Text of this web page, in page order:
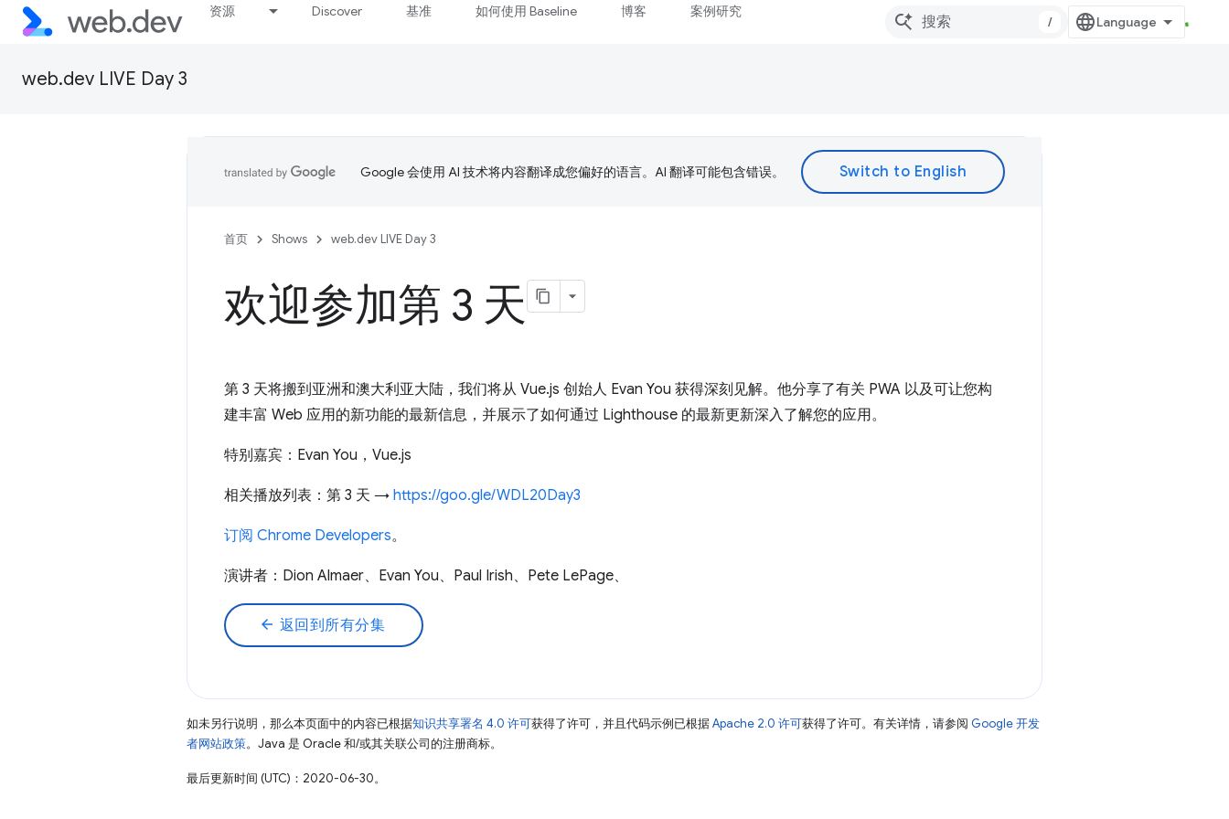
资源 Discover 基准 如何使用 Baseline 博客 案例研究
/
web.dev LIVE Day 3
Google 会使用 AI 技术将内容翻译成您偏好的语言。AI 翻译可能包含错误。
首页 Shows web.dev LIVE Day 3
欢迎参加第 3 天
第 3 天将搬到亚洲和澳大利亚大陆，我们将从 Vue.js 创始人 Evan You 获得深刻见解。他分享了有关 PWA 以及可让您构
建丰富 Web 应用的新功能的最新信息，并展示了如何通过 Lighthouse 的最新更新深入了解您的应用。
特别嘉宾：Evan You，Vue.js
相关播放列表：第 3 天 → https://goo.gle/WDL20Day3
订阅 Chrome Developers。
演讲者：Dion Almaer、Evan You、Paul Irish、Pete LePage、
arrow_back 返回到所有分集
如未另行说明，那么本页面中的内容已根据知识共享署名 4.0 许可获得了许可，并且代码示例已根据Apache 2.0 许可获得了许可。有关详情，请参阅 Google 开发
者网站政策。Java 是 Oracle 和/或其关联公司的注册商标。
最后更新时间 (UTC)：2020-06-30。